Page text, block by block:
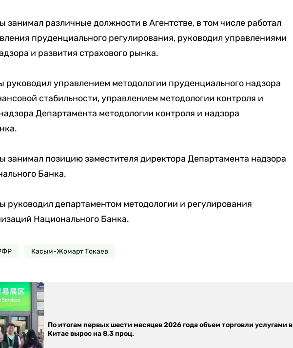
занимал различные должности в Агентстве, в том числе работал
пруденциального регулирования, руководил управлениями
и развития страхового рынка.
руководил управлением методологии пруденциального надзора
стабильности, управлением методологии контроля и
Департамента методологии контроля и надзора
занимал позицию заместителя директора Департамента надзора
Банка.
руководил департаментом методологии и регулирования
Национального Банка.
Касым-Жомарт Токаев
По итогам первых шести месяцев 2026 года объем торговли услугами в
Китае вырос на 8,3 проц.